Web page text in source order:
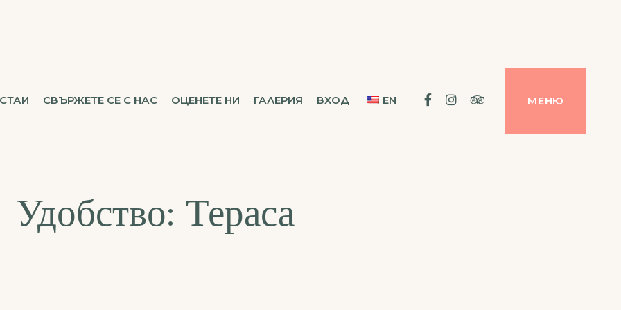
СТАИ СВЪРЖЕТЕ СЕ С НАС ОЦЕНЕТЕ НИ ГАЛЕРИЯ ВХОД EN FacebookInstagramTripadvisor
МЕНЮ
Удобство: Тераса